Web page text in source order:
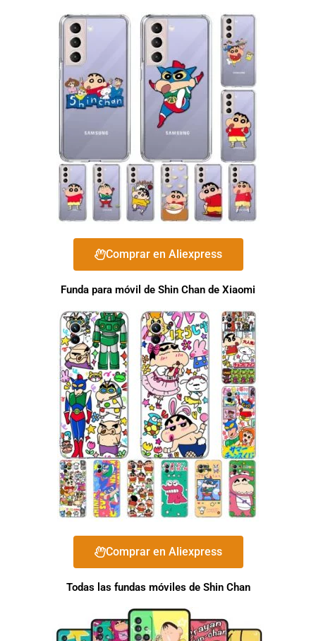
Comprar en Aliexpress
Funda para móvil de Shin Chan de Xiaomi
Comprar en Aliexpress
Todas las fundas móviles de Shin Chan